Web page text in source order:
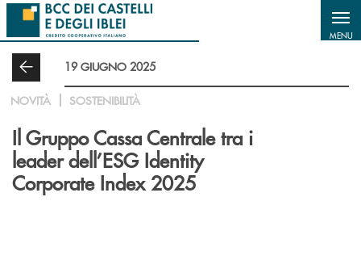
Salta al contenuto principale
MENU
19 GIUGNO 2025
NOVITÀ SOSTENIBILITÀ
Il Gruppo Cassa Centrale tra i
leader dell’ESG Identity
Corporate Index 2025